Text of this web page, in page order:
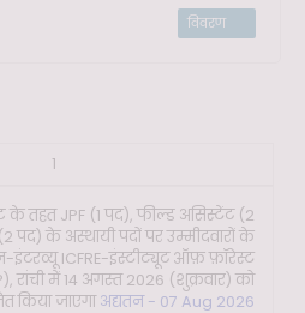
विवरण
जमा
की
अंतिम
तिथि
(यदि
1
के तहत JPF (1 पद), फील्ड असिस्टेंट (2
पद) के अस्थायी पदों पर उम्मीदवारों के
ICFRE-इंस्टीट्यूट ऑफ़ फ़ॉरेस्ट
रांची में 14 अगस्त 2026 (शुक्रवार) को
किया जाएगाअद्यतन - 07 Aug 2026